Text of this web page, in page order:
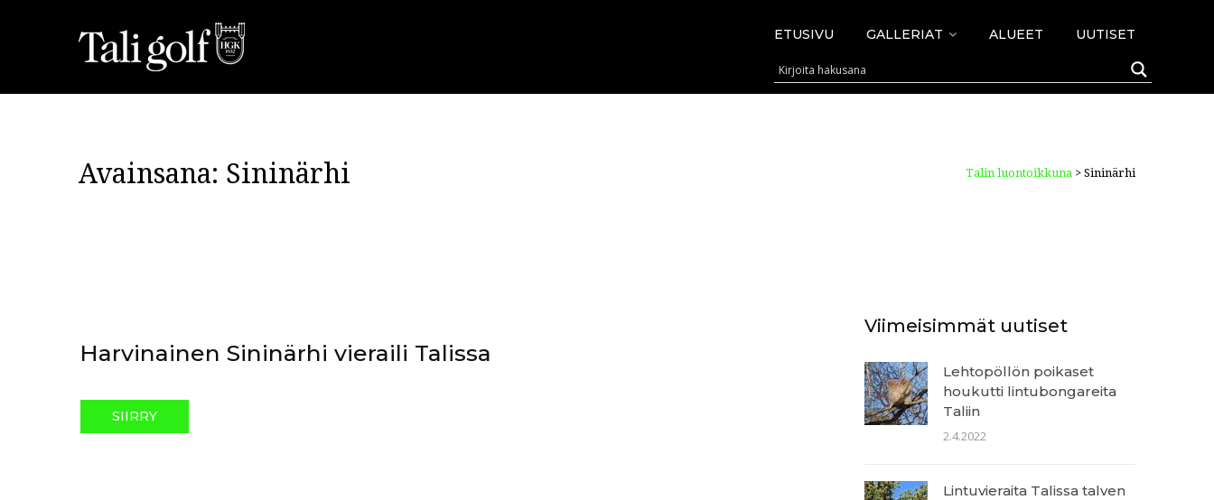
ETUSIVU GALLERIAT ALUEET UUTISET
Avainsana: Sininärhi Talin luontoikkuna > Sininärhi
Harvinainen Sininärhi vieraili Talissa
SIIRRY
Viimeisimmät uutiset
Lehtopöllön poikaset
houkutti lintubongareita
Taliin
2.4.2022
Lintuvieraita Talissa talven